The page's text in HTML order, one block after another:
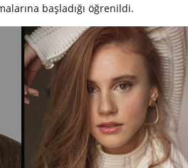
başladığı öğrenildi.